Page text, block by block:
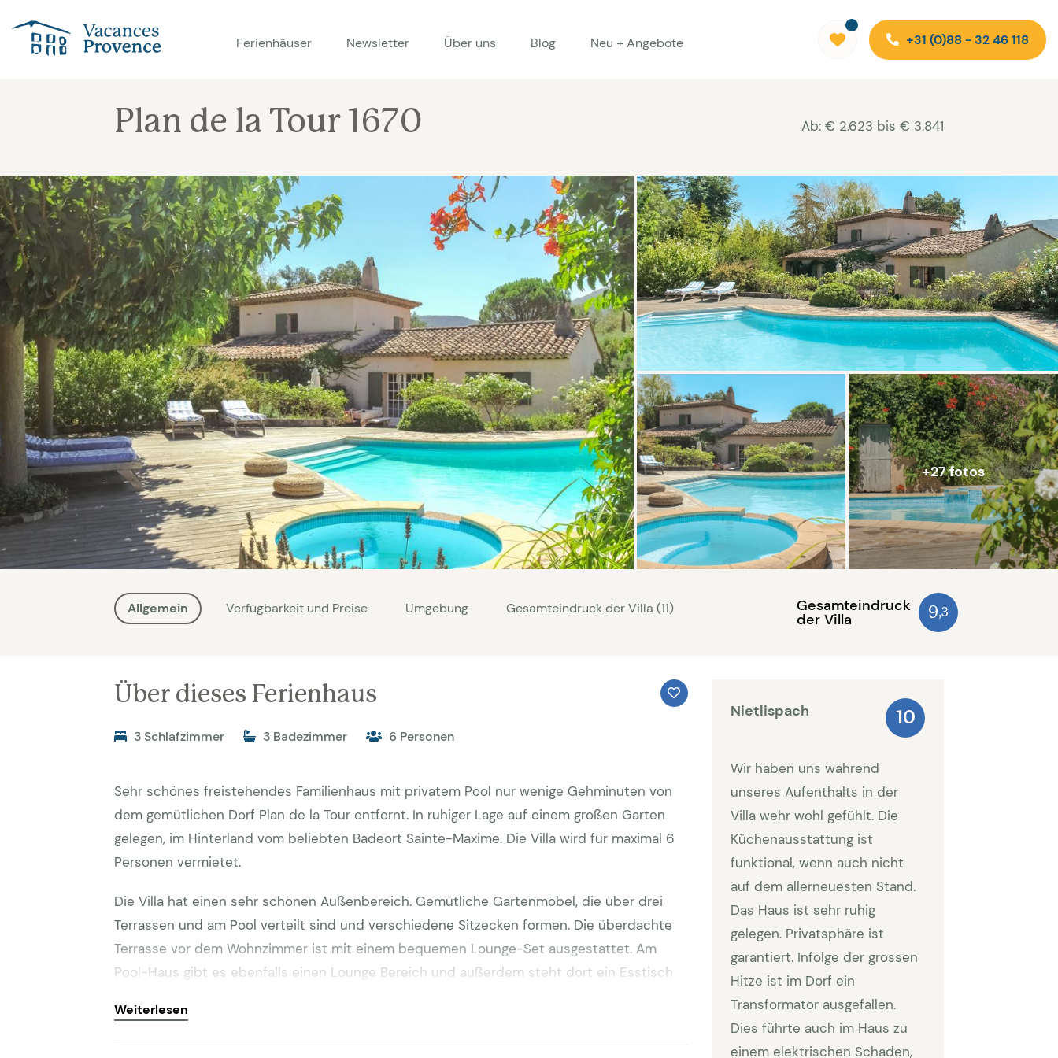
Vacances Provence
Ferienhäuser
Newsletter Über uns Blog Neu + Angebote +31 (0)88 - 32 46 118
Plan de la Tour 1670 Ab: € 2.623 bis € 3.841
+27 fotos
Allgemein Verfügbarkeit und Preise Umgebung Gesamteindruck der Villa (11) Gesamteindruck
der Villa 9,3
Über dieses Ferienhaus
3 Schlafzimmer 3 Badezimmer 6 Personen
Sehr schönes freistehendes Familienhaus mit privatem Pool nur wenige Gehminuten von
dem gemütlichen Dorf Plan de la Tour entfernt. In ruhiger Lage auf einem großen Garten
gelegen, im Hinterland vom beliebten Badeort Sainte-Maxime. Die Villa wird für maximal 6
Personen vermietet.
Die Villa hat einen sehr schönen Außenbereich. Gemütliche Gartenmöbel, die über drei
Terrassen und am Pool verteilt sind und verschiedene Sitzecken formen. Die überdachte
Terrasse vor dem Wohnzimmer ist mit einem bequemen Lounge-Set ausgestattet. Am
Pool-Haus gibt es ebenfalls einen Lounge Bereich und außerdem steht dort ein Esstisch
Kühlschrank und Toilette ausgestattet. Auf der Rückseite der Villa befindet sich eine
Weiterlesen
Nietlispach 10
Wir haben uns während
unseres Aufenthalts in der
Villa wehr wohl gefühlt. Die
Küchenausstattung ist
funktional, wenn auch nicht
auf dem allerneuesten Stand.
Das Haus ist sehr ruhig
gelegen. Privatsphäre ist
garantiert. Infolge der grossen
Hitze ist im Dorf ein
Transformator ausgefallen.
Dies führte auch im Haus zu
einem elektrischen Schaden,